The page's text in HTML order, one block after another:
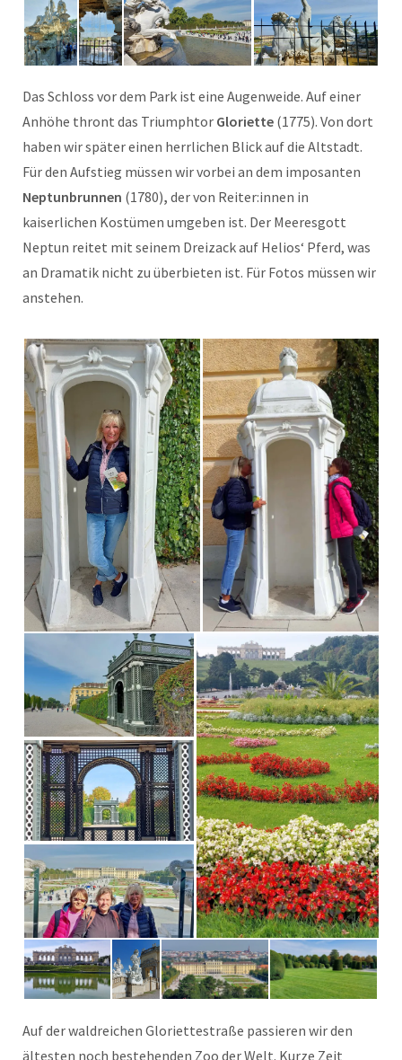
Das Schloss vor dem Park ist eine Augenweide. Auf einer
Anhöhe thront das Triumphtor Gloriette (1775). Von dort
haben wir später einen herrlichen Blick auf die Altstadt.
Für den Aufstieg müssen wir vorbei an dem imposanten
Neptunbrunnen (1780), der von Reiter:innen in
kaiserlichen Kostümen umgeben ist. Der Meeresgott
Neptun reitet mit seinem Dreizack auf Helios‘ Pferd, was
an Dramatik nicht zu überbieten ist. Für Fotos müssen wir
anstehen.
Auf der waldreichen Gloriettestraße passieren wir den
ältesten noch bestehenden Zoo der Welt. Kurze Zeit